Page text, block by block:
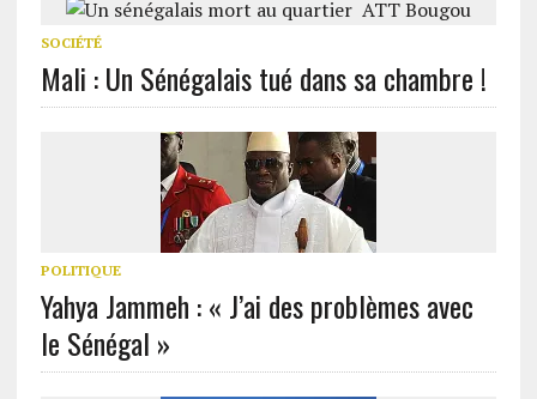
SOCIÉTÉ
Mali : Un Sénégalais tué dans sa chambre !
POLITIQUE
Yahya Jammeh : « J’ai des problèmes avec
le Sénégal »